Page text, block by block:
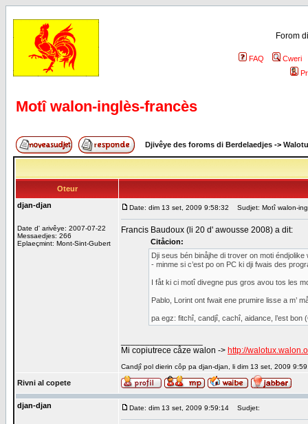
Forom
FAQ
Cweri
Motî walon-inglès-francès
Djivêye des foroms di Berdelaedjes ->
Oteur
djan-djan
Date d' arivêye: 2007-07-22
Messaedjes: 266
Eplaeçmint: Mont-Sint-Gubert
Date: dim 13 set, 2009 9:58:32 Sudjet: Motî walon-
Francis Baudoux (li 20 d' awousse 2008) a dit:
Citåcion:
Dji seus bén binåjhe di trover on moti éndjolike
- minme si c’est po on PC ki dji fwais des
I fåt ki ci motî divegne pus gros avou tos les
Pablo, Lorint ont fwait ene prumire lisse a m’
pa egz: fitchî, candjî, cachî, aidance, l’est bon
Mi copiutrece cåze walon -> http://
Candjî pol dierin côp pa djan-djan, li dim 13 set, 2009
Rivni al copete
djan-djan Date: dim 13 set, 2009 9:59:14 Sudjet: